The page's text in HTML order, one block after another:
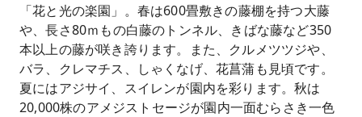
「花と光の楽園」。春は600畳敷きの藤棚を持つ大藤
や、長さ80ｍもの白藤のトンネル、きばな藤など350
本以上の藤が咲き誇ります。また、クルメツツジや、
バラ、クレマチス、しゃくなげ、花菖蒲も見頃です。
夏にはアジサイ、スイレンが園内を彩ります。秋は
20,000株のアメジストセージが園内一面むらさき一色